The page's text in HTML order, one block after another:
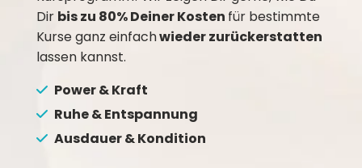
Dir bis zu 80% Deiner Kosten für bestimmte
Kurse ganz einfachwieder zurückerstatten
lassen kannst.
Power & Kraft
Ruhe & Entspannung
Ausdauer & Kondition